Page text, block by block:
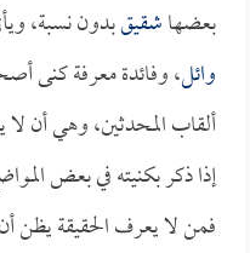
بعضهاشقيقبدون نسبة،
وائل، وفائدة معرفة كنى
ألقاب المحدثين، وهي أن
إذا ذكر بكنيته في بعض
فمن لا يعرف الحقيقة